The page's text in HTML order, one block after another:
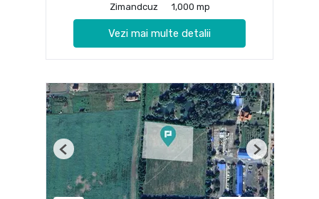
Zimandcuz
1,000 mp
Vezi mai multe detalii
Previous Next